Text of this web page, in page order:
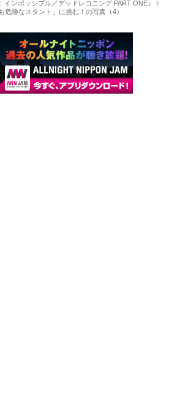
インポッシブル／デッドレコニング PART ONE』ト
危険なスタント」に挑む！の写真（4）